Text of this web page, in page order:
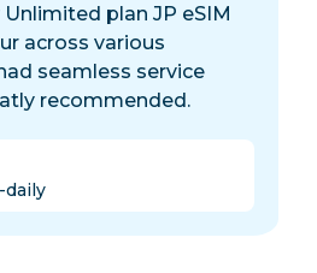
plan JP eSIM
across various
seamless service
recommended.
daily